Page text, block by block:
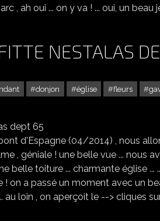
, ah oui ... on y va ! ... oui, un beau
NESTALAS
donjon église fleurs
d'Espagne (04/2014) , nous
, géniale ! une belle vue ... nous
belle toiture ... charmante église ...
on a passé un moment avec un
au loin , on aperçoit le --> cliques